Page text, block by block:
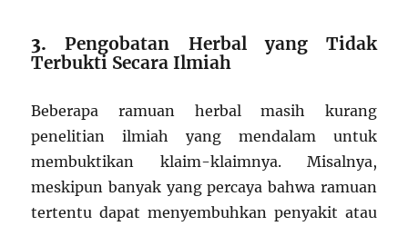
3.Pengobatan Herbal yang Tidak
Terbukti Secara Ilmiah
Beberapa ramuan herbal masih kurang
penelitian ilmiah yang mendalam untuk
membuktikan klaim-klaimnya. Misalnya,
meskipun banyak yang percaya bahwa ramuan
tertentu dapat menyembuhkan penyakit atau